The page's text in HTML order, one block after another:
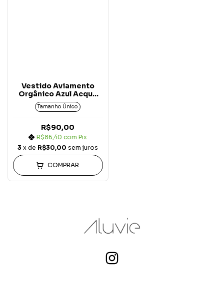
Vestido Aviamento
Orgânico Azul Acqua
Breeze
Tamanho Único
R$90,00
R$86,40com Pix
3 x de R$30,00 sem juros
COMPRAR